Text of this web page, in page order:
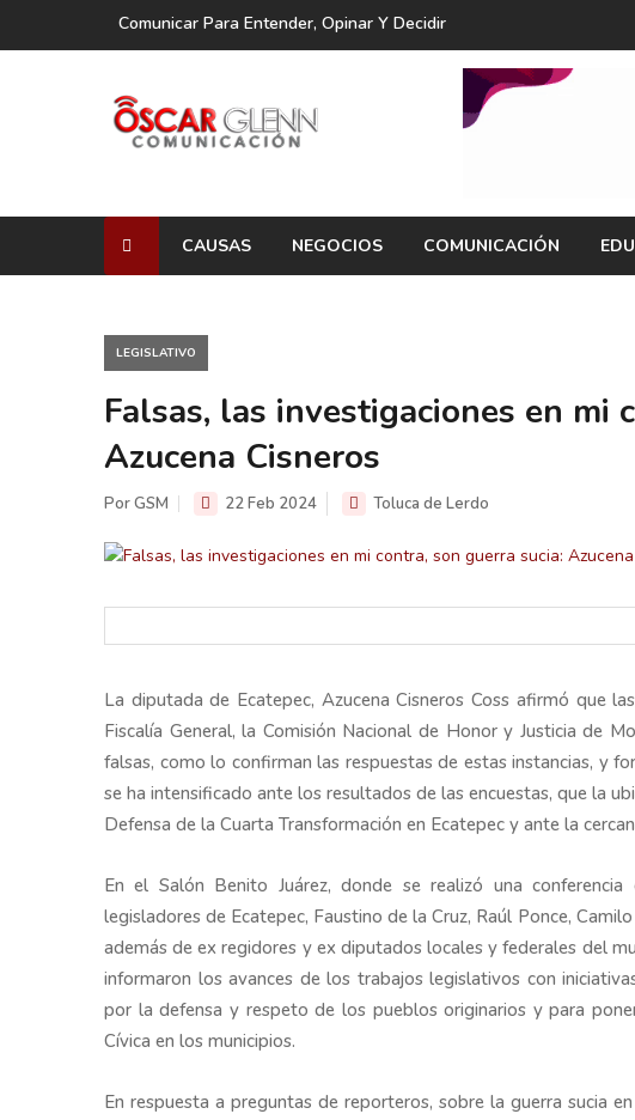
Comunicar Para Entender, Opinar Y Decidir
CAUSAS NEGOCIOS COMUNICACIÓN
LEGISLATIVO
Falsas, las investigaciones en mi
Azucena Cisneros
Por GSM 22 Feb 2024 Toluca de Lerdo
La diputada de Ecatepec, Azucena Cisneros Coss afirmó que
Fiscalía General, la Comisión Nacional de Honor y Justicia de
falsas, como lo confirman las respuestas de estas instancias, y
se ha intensificado ante los resultados de las encuestas, que la
Defensa de la Cuarta Transformación en Ecatepec y ante la
En el Salón Benito Juárez, donde se realizó una
legisladores de Ecatepec, Faustino de la Cruz, Raúl Ponce,
además de ex regidores y ex diputados locales y federales del
informaron los avances de los trabajos legislativos con
por la defensa y respeto de los pueblos originarios y para
Cívica en los municipios.
En respuesta a preguntas de reporteros, sobre la guerra sucia
en el ejercicio de sus
electorales
Y salió la propuesta de Reforma Electoral de
la Presidenta Sheinbaum